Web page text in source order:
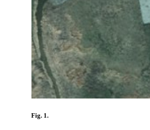
Fig. 1.